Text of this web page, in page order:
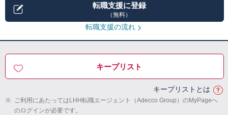
転職支援に登録
（無料）
転職支援の流れ
キープリスト
キープリストとは
※ ご利用にあたってはLHH転職エージェント（Adecco Group）のMyPageへ
のログインが必要です。